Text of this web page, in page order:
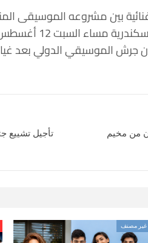
بين مشروعه الموسيقى
في فعاليات
من مخيم
تأجيل
غير مصنف